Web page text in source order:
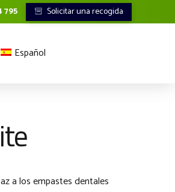
795 Solicitar una recogida
Español
a los empastes dentales